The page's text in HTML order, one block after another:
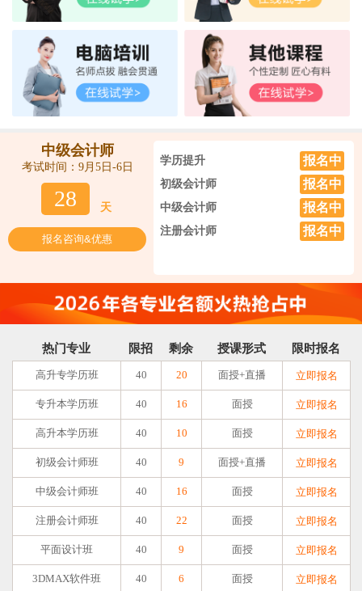
中级会计师
考试时间：9月5日-6日
28 天
报名咨询&优惠
学历提升 报名中
初级会计师 报名中
中级会计师 报名中
注册会计师 报名中
热门专业 限招 剩余 授课形式 限时报名
高升专学历班 40 20 面授+直播 立即报名
专升本学历班 40 16 面授 立即报名
高升本学历班 40 10 面授 立即报名
初级会计师班 40 9 面授+直播 立即报名
中级会计师班 40 16 面授 立即报名
注册会计师班 40 22 面授 立即报名
平面设计班 40 9 面授 立即报名
3DMAX软件班 40 6 面授 立即报名